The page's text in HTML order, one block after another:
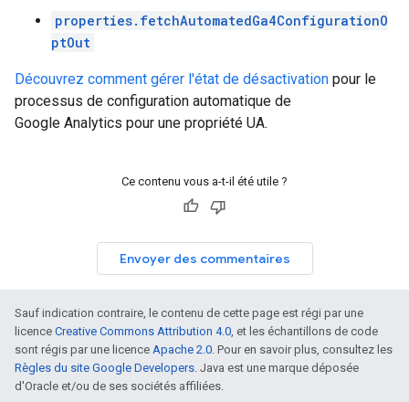
properties.fetchAutomatedGa4ConfigurationO
ptOut
Découvrez comment gérer l'état de désactivation pour le
processus de configuration automatique de
Google Analytics pour une propriété UA.
Ce contenu vous a-t-il été utile ?
Envoyer des commentaires
Sauf indication contraire, le contenu de cette page est régi par une
licence Creative Commons Attribution 4.0, et les échantillons de code
sont régis par une licence Apache 2.0. Pour en savoir plus, consultez les
Règles du site Google Developers. Java est une marque déposée
d'Oracle et/ou de ses sociétés affiliées.